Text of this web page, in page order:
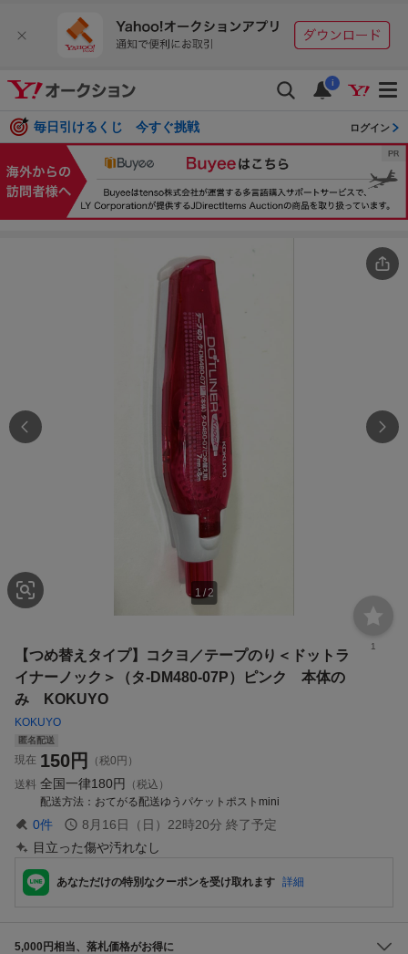
i
毎日引けるくじ 今すぐ挑戦 ログイン
1 /2
1
【つめ替えタイプ】コクヨ／テープのり＜ドットラ
イナーノック＞（タ-DM480-07P）ピンク 本体の
み KOKUYO
KOKUYO
匿名配送
現在 150円
（税0円）
送料 全国一律180円
（税込）
配送方法
おてがる配送ゆうパケットポストmini
0件 8月16日（日）22時20分 終了予定
目立った傷や汚れなし
あなただけの特別なクーポンを受け取れます 詳細
5,000円相当、落札価格がお得に